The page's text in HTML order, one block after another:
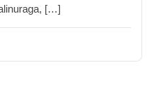
[…]